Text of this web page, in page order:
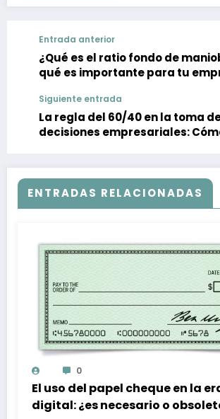
Entrada anterior
¿Qué es el ratio fondo de
qué es importante para tu
Siguiente entrada
La regla del 60/40 en la toma
decisiones empresariales:
ENTRADAS RELACIONADAS
0
El uso del papel cheque en la
digital: ¿es necesario o